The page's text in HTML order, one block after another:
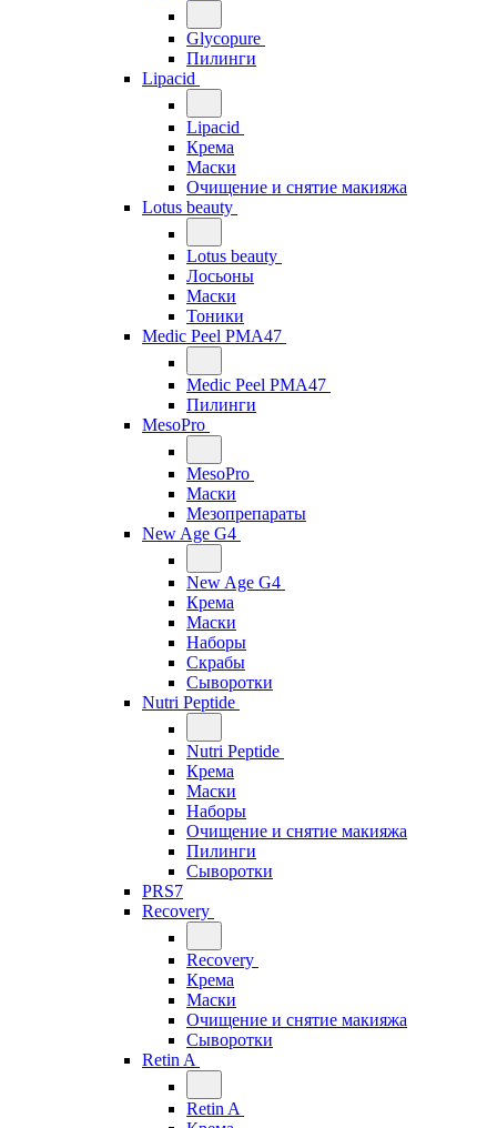
Glycopure
Пилинги
Lipacid
Lipacid
Крема
Маски
Очищение и снятие макияжа
Lotus beauty
Lotus beauty
Лосьоны
Маски
Тоники
Medic Peel PMA47
Medic Peel PMA47
Пилинги
MesoPro
MesoPro
Маски
Мезопрепараты
New Age G4
New Age G4
Крема
Маски
Наборы
Скрабы
Сыворотки
Nutri Peptide
Nutri Peptide
Крема
Маски
Наборы
Очищение и снятие макияжа
Пилинги
Сыворотки
PRS7
Recovery
Recovery
Крема
Маски
Очищение и снятие макияжа
Сыворотки
Retin A
Retin A